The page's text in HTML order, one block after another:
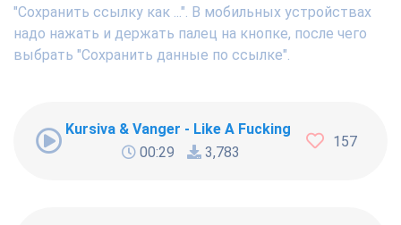
"Сохранить ссылку как ...". В мобильных устройствах
надо нажать и держать палец на кнопке, после чего
выбрать "Сохранить данные по ссылке".
Kursiva & Vanger - Like A Fucking Newbie
00:29
3,783
157